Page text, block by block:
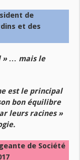
de
et des
» … mais le
est le principal
bon équilibre
leurs racines »
de Société